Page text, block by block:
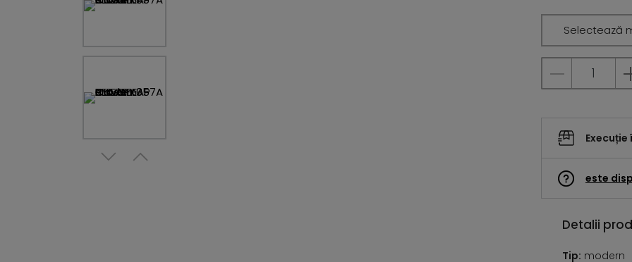
Selectează
este
Detalii
Tip: modern